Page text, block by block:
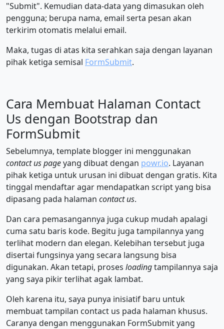
"Submit". Kemudian data-data yang dimasukan oleh
pengguna; berupa nama, email serta pesan akan
terkirim otomatis melalui email.
Maka, tugas di atas kita serahkan saja dengan layanan
pihak ketiga semisal FormSubmit.
Cara Membuat Halaman Contact
Us dengan Bootstrap dan
FormSubmit
Sebelumnya, template blogger ini menggunakan
contact us pageyang dibuat dengan powr.io. Layanan
pihak ketiga untuk urusan ini dibuat dengan gratis. Kita
tinggal mendaftar agar mendapatkan script yang bisa
dipasang pada halaman contact us.
Dan cara pemasangannya juga cukup mudah apalagi
cuma satu baris kode. Begitu juga tampilannya yang
terlihat modern dan elegan. Kelebihan tersebut juga
disertai fungsinya yang secara langsung bisa
digunakan. Akan tetapi, proses loadingtampilannya saja
yang saya pikir terlihat agak lambat.
Oleh karena itu, saya punya inisiatif baru untuk
membuat tampilan contact us pada halaman khusus.
Caranya dengan menggunakan FormSubmit yang